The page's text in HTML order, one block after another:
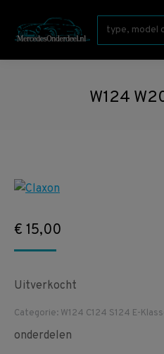
Zoeken:
W124
€ 15,00
Uitverkocht
Categorie: W124 C124 S124 E-
onderdelen